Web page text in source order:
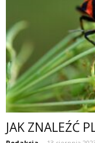
JAK ZNALEŹĆ